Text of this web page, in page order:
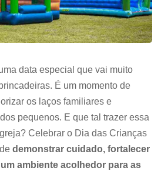
data especial que vai muito
É um momento de
os laços familiares e
pequenos. E que tal trazer essa
Celebrar o Dia das Crianças
demonstrar cuidado, fortalecer
ambiente acolhedor para as